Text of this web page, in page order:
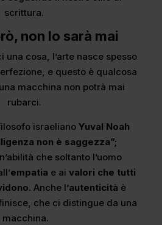
scrittura.
non lo sarà mai
una cosa, l’arte nasce spesso
e questo è qualcosa
macchina non potrà mai
rubarci.
israeliano Yuval Noah
non è saggezza”;
che soltanto l’uomo
empatia e aivalori che tutti
Anche l’autenticità è
che ci distingue da una
macchina.